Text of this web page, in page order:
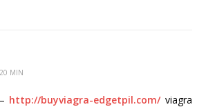
MIN
http://buyviagra-edgetpil.com/viagra